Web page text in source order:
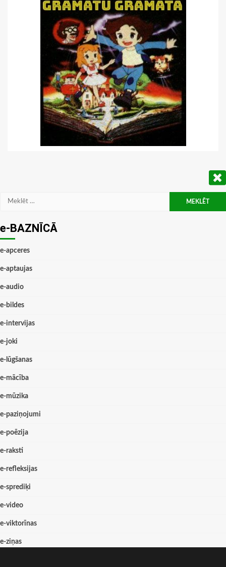
Meklēt:
e-BAZNĪCĀ
e-apceres
e-aptaujas
e-audio
e-bildes
e-intervijas
e-joki
e-lūgšanas
e-mācība
e-mūzika
e-paziņojumi
e-poēzija
e-raksti
e-refleksijas
e-sprediķi
e-video
e-viktorīnas
e-ziņas